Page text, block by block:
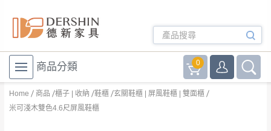
商品分類 0
Home 商品 櫃子 | 收納 鞋櫃 玄關鞋櫃 | 屏風鞋櫃 | 雙面櫃
米可淺木雙色4.6尺屏風鞋櫃